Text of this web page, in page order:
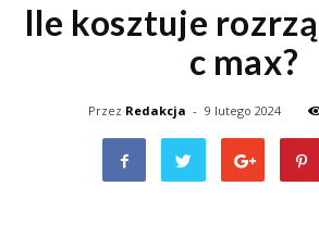
Ile kosztuje
c max?
Przez Redakcja - 9 lutego 2024